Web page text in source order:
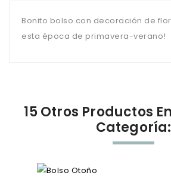
Bonito bolso con decoración de
esta época de primavera-verano!
15 Otros Productos
Categoría: